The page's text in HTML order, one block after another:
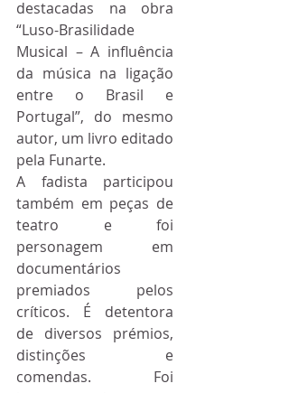
destacadas na obra
“Luso-Brasilidade
Musical – A influência
da música na ligação
entre o Brasil e
Portugal”, do mesmo
autor, um livro editado
pela Funarte.
A fadista participou
também em peças de
teatro e foi
personagem em
documentários
premiados pelos
críticos. É detentora
de diversos prémios,
distinções e
comendas. Foi